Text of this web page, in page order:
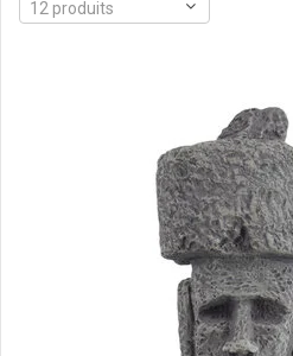
12 produits